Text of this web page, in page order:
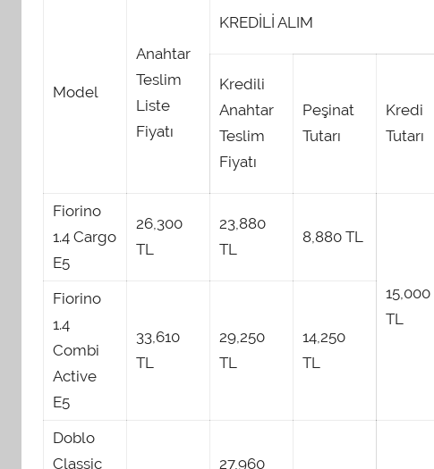
Model
Anahtar
Teslim
Liste
Fiyatı
KREDİLİ ALIM
Kredili
Anahtar
Teslim
Fiyatı
Peşinat
Tutarı
Kredi
Tutarı
Fiorino
1.4 Cargo
E5
26,300
TL
23,880
TL
8,880 TL
15,000
TL
Fiorino
1.4
Combi
Active
E5
33,610
TL
29,250
TL
14,250
TL
Doblo
Classic
27,960